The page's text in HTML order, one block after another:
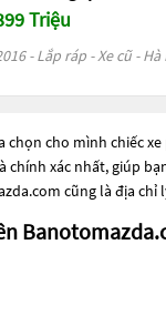
Triệu
- Lắp ráp - Xe cũ - Hà
chọn cho mình chiếc
xác nhất, giúp
cũng là địa